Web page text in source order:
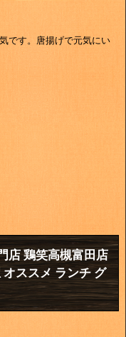
です。唐揚げで元気にい
店 鶏笑高槻富田店
ススメ ランチ グ